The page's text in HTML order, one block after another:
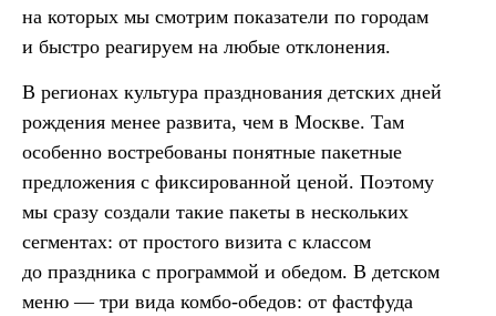
на которых мы смотрим показатели по городам
и быстро реагируем на любые отклонения.
В регионах культура празднования детских дней
рождения менее развита, чем в Москве. Там
особенно востребованы понятные пакетные
предложения с фиксированной ценой. Поэтому
мы сразу создали такие пакеты в нескольких
сегментах: от простого визита с классом
до праздника с программой и обедом. В детском
меню — три вида комбо-обедов: от фастфуда